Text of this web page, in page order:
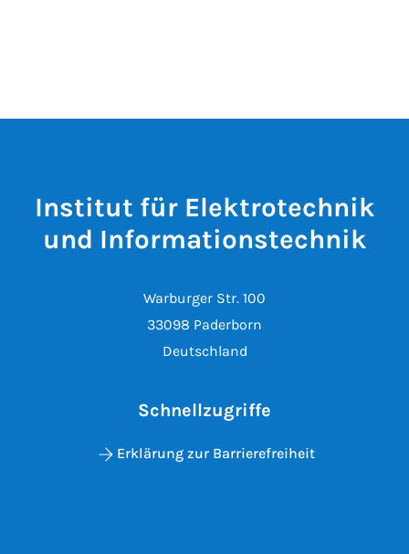
Institut für Elektrotechnik
und Informationstechnik
Warburger Str. 100
33098 Paderborn
Deutschland
Schnellzugriffe
Erklärung zur Barrierefreiheit